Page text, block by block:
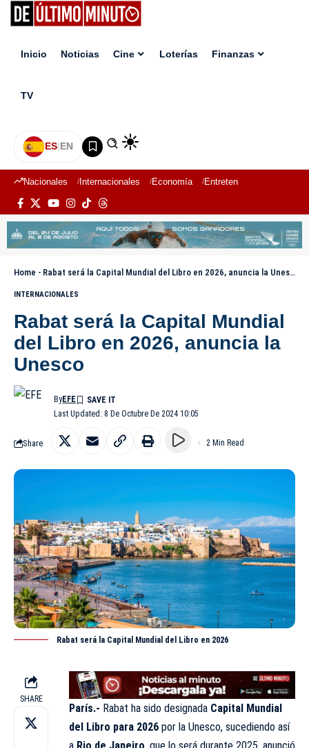
Inicio Noticias Cine Loterías Finanzas
TV
ES|EN
Nacionales Internacionales Economía Entretenimiento
Home - Rabat será la Capital Mundial del Libro en 2026, anuncia la Unesco
INTERNACIONALES
Rabat será la Capital Mundial
del Libro en 2026, anuncia la
Unesco
Last Updated: 8 De Octubre De 2024 10:05
ByEFE
Share 2 Min Read
Rabat será la Capital Mundial del Libro en 2026
SHARE
París.- Rabat ha sido designada Capital Mundial
del Libro para 2026 por la Unesco, sucediendo así